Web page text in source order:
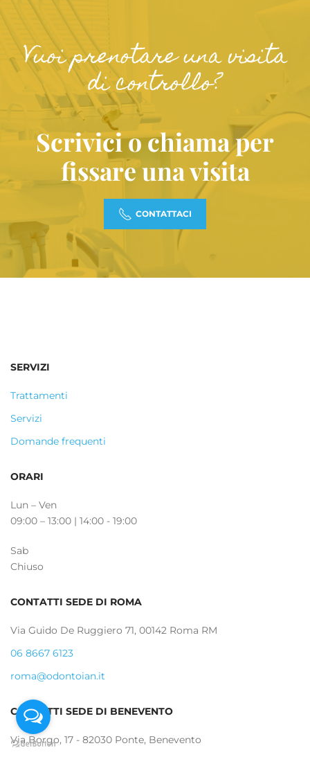
Vuoi prenotare una visita
di controllo?
Scrivici o chiama per
fissare una visita
CONTATTACI
SERVIZI
Trattamenti
Servizi
Domande frequenti
ORARI
Lun – Ven
09:00 – 13:00 | 14:00 - 19:00
Sab
Chiuso
CONTATTI SEDE DI ROMA
Via Guido De Ruggiero 71, 00142 Roma RM
06 8667 6123
roma@odontoian.it
CONTATTI SEDE DI BENEVENTO
Via Borgo, 17 - 82030 Ponte, Benevento